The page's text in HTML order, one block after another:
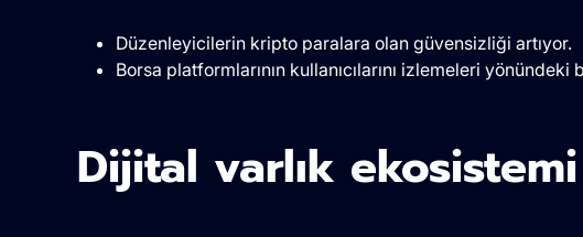
Düzenleyicilerin kripto paralara olan güvensizliği artıyor.
Borsa platformlarının kullanıcılarını izlemeleri yönündeki
Dijital varlık